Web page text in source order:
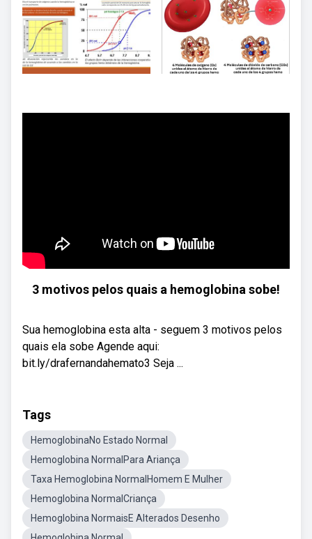
3 motivos pelos quais a hemoglobina sobe!
Sua hemoglobina esta alta - seguem 3 motivos pelos
quais ela sobe Agende aqui:
bit.ly/drafernandahemato3 Seja ...
Tags
HemoglobinaNo Estado Normal
Hemoglobina NormalPara Ariança
Taxa Hemoglobina NormalHomem E Mulher
Hemoglobina NormalCriança
Hemoglobina NormaisE Alterados Desenho